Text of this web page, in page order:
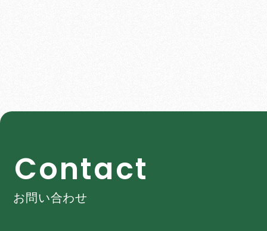
Contact
お問い合わせ